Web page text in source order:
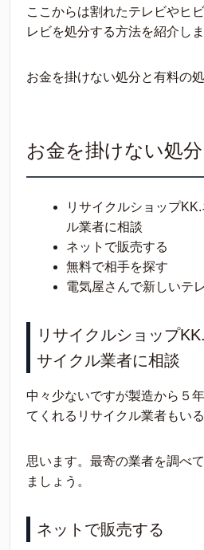
ここからは割れたテレビやヒ
レビを処分する方法を紹介しま
お金を掛けない処分と有料の
お金を掛けない処分
リサイクルショップ
ル業者に相談
ネットで販売する
無料で相手を探す
電気屋さんで新しいテ
リサイクルショップ
サイクル業者に相談
中々少ないですが製造から５
てくれるリサイクル業者もい
思います。最寄の業者を調べ
ましょう。
ネットで販売する